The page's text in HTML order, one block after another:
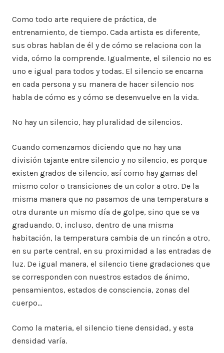
Como todo arte requiere de práctica, de
entrenamiento, de tiempo. Cada artista es diferente,
sus obras hablan de él y de cómo se relaciona con la
vida, cómo la comprende. Igualmente, el silencio no es
uno e igual para todos y todas. El silencio se encarna
en cada persona y su manera de hacer silencio nos
habla de cómo es y cómo se desenvuelve en la vida.
No hay un silencio, hay pluralidad de silencios.
Cuando comenzamos diciendo que no hay una
división tajante entre silencio y no silencio, es porque
existen grados de silencio, así como hay gamas del
mismo color o transiciones de un color a otro. De la
misma manera que no pasamos de una temperatura a
otra durante un mismo día de golpe, sino que se va
graduando. O, incluso, dentro de una misma
habitación, la temperatura cambia de un rincón a otro,
en su parte central, en su proximidad a las entradas de
luz. De igual manera, el silencio tiene gradaciones que
se corresponden con nuestros estados de ánimo,
pensamientos, estados de consciencia, zonas del
cuerpo…
Como la materia, el silencio tiene densidad, y esta
densidad varía.